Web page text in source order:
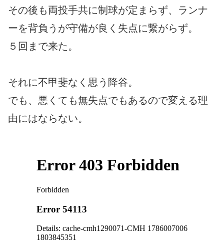
その後も両投手共に制球が定まらず、ランナ
ーを背負うが守備が良く失点に繋がらず。
５回まで来た。
それに不甲斐なく思う降谷。
でも、悪くても無失点でもあるので変える理
由にはならない。